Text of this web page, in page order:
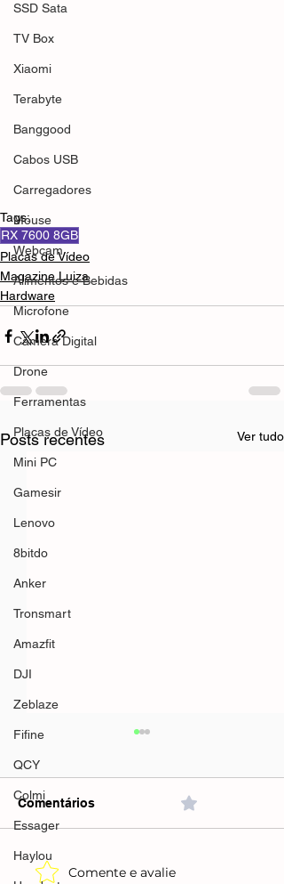
SSD Sata
TV Box
Xiaomi
Terabyte
Banggood
Cabos USB
Carregadores
Mouse
Webcam
Alimentos e Bebidas
Microfone
Câmera Digital
Drone
Ferramentas
Placas de Vídeo
Mini PC
Gamesir
Lenovo
8bitdo
Anker
Tronsmart
Amazfit
DJI
Zeblaze
Fifine
QCY
Colmi
Essager
Haylou
Tags:
RX 7600 8GB
Placas de Vídeo
Magazine Luiza
Hardware
Posts recentes Ver tudo
Filtro De Linha + Dps
Comentários
Comente e avalie